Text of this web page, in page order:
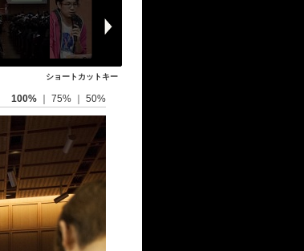
ショートカットキー
100% 75% 50%